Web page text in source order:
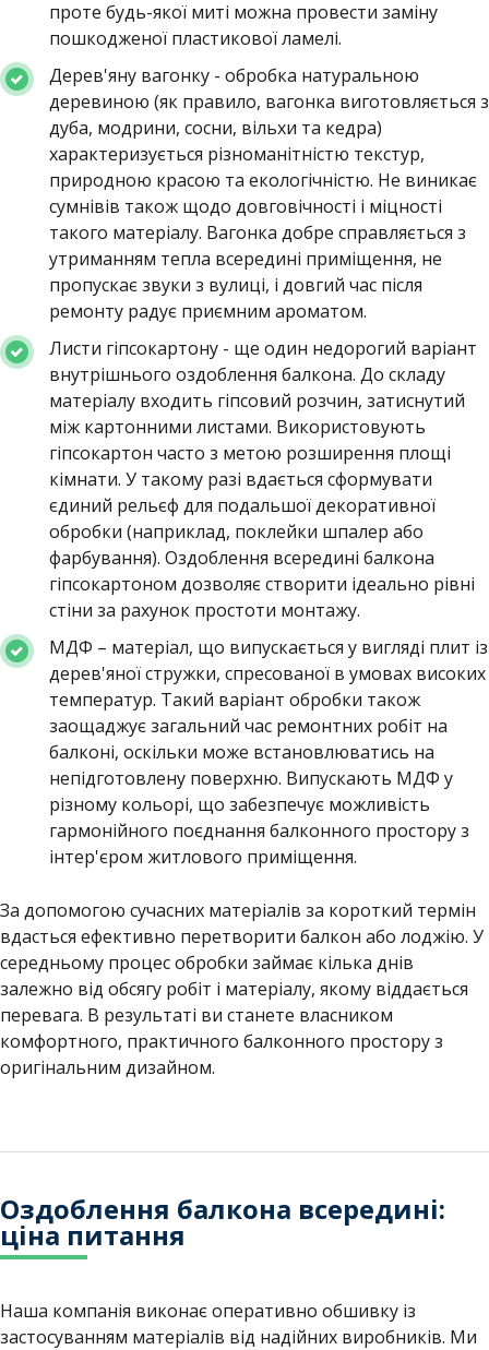
проте будь-якої миті можна провести заміну
пошкодженої пластикової ламелі.
Дерев'яну вагонку - обробка натуральною
деревиною (як правило, вагонка виготовляється з
дуба, модрини, сосни, вільхи та кедра)
характеризується різноманітністю текстур,
природною красою та екологічністю. Не виникає
сумнівів також щодо довговічності і міцності
такого матеріалу. Вагонка добре справляється з
утриманням тепла всередині приміщення, не
пропускає звуки з вулиці, і довгий час після
ремонту радує приємним ароматом.
Листи гіпсокартону - ще один недорогий варіант
внутрішнього оздоблення балкона. До складу
матеріалу входить гіпсовий розчин, затиснутий
між картонними листами. Використовують
гіпсокартон часто з метою розширення площі
кімнати. У такому разі вдається сформувати
єдиний рельєф для подальшої декоративної
обробки (наприклад, поклейки шпалер або
фарбування). Оздоблення всередині балкона
гіпсокартоном дозволяє створити ідеально рівні
стіни за рахунок простоти монтажу.
МДФ – матеріал, що випускається у вигляді плит із
дерев'яної стружки, спресованої в умовах високих
температур. Такий варіант обробки також
заощаджує загальний час ремонтних робіт на
балконі, оскільки може встановлюватись на
непідготовлену поверхню. Випускають МДФ у
різному кольорі, що забезпечує можливість
гармонійного поєднання балконного простору з
інтер'єром житлового приміщення.
За допомогою сучасних матеріалів за короткий термін
вдасться ефективно перетворити балкон або лоджію. У
середньому процес обробки займає кілька днів
залежно від обсягу робіт і матеріалу, якому віддається
перевага. В результаті ви станете власником
комфортного, практичного балконного простору з
оригінальним дизайном.
Оздоблення балкона всередині:
ціна питання
Наша компанія виконає оперативно обшивку із
застосуванням матеріалів від надійних виробників. Ми